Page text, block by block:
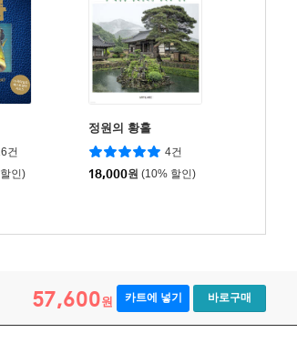
건
인)
정원의 황홀
4건
18,000원 (10% 할인)
57,600원 카트에 넣기 바로구매